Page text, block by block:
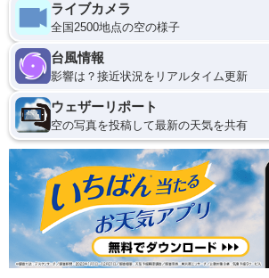
ライブカメラ
全国2500地点の空の様子
台風情報
影響は？接近状況をリアルタイム更新
ウェザーリポート
空の写真を投稿して最新の天気を共有